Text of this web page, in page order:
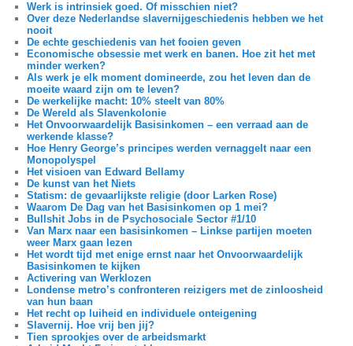
Werk is intrinsiek goed. Of misschien niet?
Over deze Nederlandse slavernijgeschiedenis hebben we het
nooit
De echte geschiedenis van het fooien geven
Economische obsessie met werk en banen. Hoe zit het met
minder werken?
Als werk je elk moment domineerde, zou het leven dan de
moeite waard zijn om te leven?
De werkelijke macht: 10% steelt van 80%
De Wereld als Slavenkolonie
Het Onvoorwaardelijk Basisinkomen – een verraad aan de
werkende klasse?
Hoe Henry George’s principes werden vernaggelt naar een
Monopolyspel
Het visioen van Edward Bellamy
De kunst van het Niets
Statism: de gevaarlijkste religie (door Larken Rose)
Waarom De Dag van het Basisinkomen op 1 mei?
Bullshit Jobs in de Psychosociale Sector #1/10
Van Marx naar een basisinkomen – Linkse partijen moeten
weer Marx gaan lezen
Het wordt tijd met enige ernst naar het Onvoorwaardelijk
Basisinkomen te kijken
Activering van Werklozen
Londense metro’s confronteren reizigers met de zinloosheid
van hun baan
Het recht op luiheid en individuele onteigening
Slavernij. Hoe vrij ben jij?
Tien sprookjes over de arbeidsmarkt